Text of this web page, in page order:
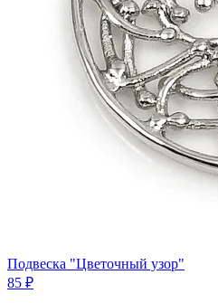
Подвеска "Цветочный узор"
85 ₽